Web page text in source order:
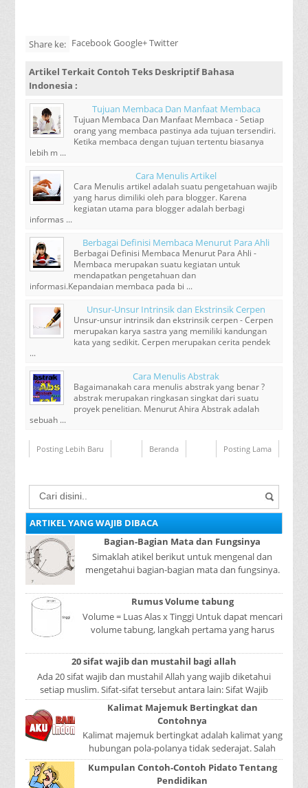
Share ke: Facebook Google+ Twitter
Artikel TerkaitContoh Teks Deskriptif Bahasa
Indonesia :
Tujuan Membaca Dan Manfaat Membaca
Tujuan Membaca Dan Manfaat Membaca - Setiap
orang yang membaca pastinya ada tujuan tersendiri.
Ketika membaca dengan tujuan tertentu biasanya
lebih m ...
Cara Menulis Artikel
Cara Menulis artikel adalah suatu pengetahuan wajib
yang harus dimiliki oleh para blogger. Karena
kegiatan utama para blogger adalah berbagi
informas ...
Berbagai Definisi Membaca Menurut Para Ahli
Berbagai Definisi Membaca Menurut Para Ahli -
Membaca merupakan suatu kegiatan untuk
mendapatkan pengetahuan dan
informasi.Kepandaian membaca pada bi ...
Unsur-Unsur Intrinsik dan Ekstrinsik Cerpen
Unsur-unsur intrinsik dan ekstrinsik cerpen - Cerpen
merupakan karya sastra yang memiliki kandungan
kata yang sedikit. Cerpen merupakan cerita pendek
...
Cara Menulis Abstrak
Bagaimanakah cara menulis abstrak yang benar ?
abstrak merupakan ringkasan singkat dari suatu
proyek penelitian. Menurut Ahira Abstrak adalah
sebuah ...
Posting Lebih Baru Posting Lama
Beranda
ARTIKEL YANG WAJIB DIBACA
Bagian-Bagian Mata dan Fungsinya
Simaklah atikel berikut untuk mengenal dan
mengetahui bagian-bagian mata dan fungsinya.
mer...
Rumus Volume tabung
Volume = Luas Alas x Tinggi Untuk dapat mencari
volume tabung, langkah pertama yang harus
tabun...
20 sifat wajib dan mustahil bagi allah
Ada 20 sifat wajib dan mustahil Allah yang wajib diketahui
setiap muslim. Sifat-sifat tersebut antara lain: Sifat Wajib
Tulisan A...
Kalimat Majemuk Bertingkat dan
Contohnya
Kalimat majemuk bertingkat adalah kalimat yang
hubungan pola-polanya tidak sederajat. Salah
satu pola menduduki sebagai induk kalimat, se...
Kumpulan Contoh-Contoh Pidato Tentang
Pendidikan